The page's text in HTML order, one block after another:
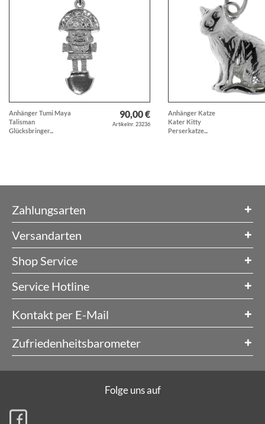
Anhänger Tumi Maya
Talisman
Glücksbringer...
90,00 €
Artikelnr. 23236
Anhänger Katze
Kater Kitty
Perserkatze...
Zahlungsarten
Versandarten
Shop Service
Service Hotline
Kontakt per E-Mail
Zufriedenheitsbarometer
Folge uns auf